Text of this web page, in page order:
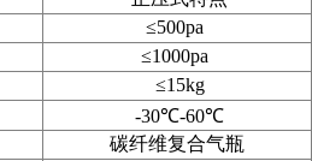
≤500pa
≤1000pa
≤15kg
-30℃-60℃
碳纤维复合气瓶